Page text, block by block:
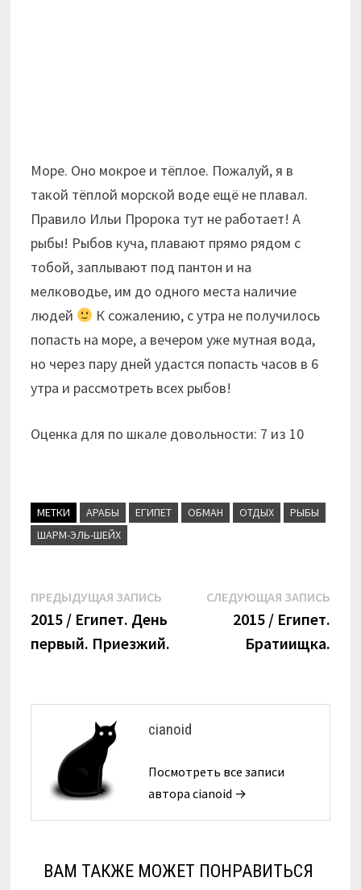
Море. Оно мокрое и тёплое. Пожалуй, я в
такой тёплой морской воде ещё не плавал.
Правило Ильи Пророка тут не работает! А
рыбы! Рыбов куча, плавают прямо рядом с
тобой, заплывают под пантон и на
мелководье, им до одного места наличие
людей
К сожалению, с утра не получилось
попасть на море, а вечером уже мутная вода,
но через пару дней удастся попасть часов в 6
утра и рассмотреть всех рыбов!
Оценка для по шкале довольности: 7 из 10
МЕТКИ АРАБЫ ЕГИПЕТ ОБМАН ОТДЫХ
РЫБЫ
ШАРМ-ЭЛЬ-ШЕЙХ
Навигация
по
записям
ПРЕДЫДУЩАЯ ЗАПИСЬПредыдущая
запись:
2015 / Египет. День
первый. Приезжий.
СЛЕДУЮЩАЯ ЗАПИСЬ
2015 / Египет.
Братиищка.
cianoid
Посмотреть все записи
автора cianoid →
ВАМ ТАКЖЕ МОЖЕТ ПОНРАВИТЬСЯ